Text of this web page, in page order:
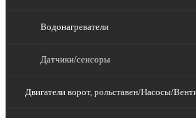
Водонагреватели
Датчики/сенсоры
Двигатели ворот, рольставен/Насосы/